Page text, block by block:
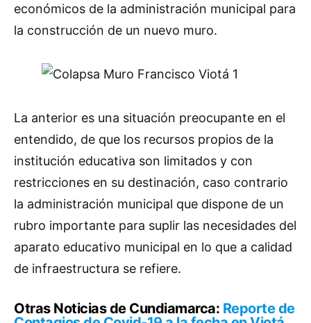
económicos de la administración municipal para
la construcción de un nuevo muro.
La anterior es una situación preocupante en el
entendido, de que los recursos propios de la
institución educativa son limitados y con
restricciones en su destinación, caso contrario
la administración municipal que dispone de un
rubro importante para suplir las necesidades del
aparato educativo municipal en lo que a calidad
de infraestructura se refiere.
Otras Noticias de Cundiamarca: Reporte de